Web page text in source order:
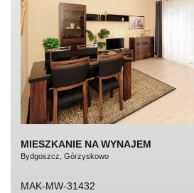
MIESZKANIE NA WYNAJEM
Bydgoszcz, Górzyskowo
MAK-MW-31432